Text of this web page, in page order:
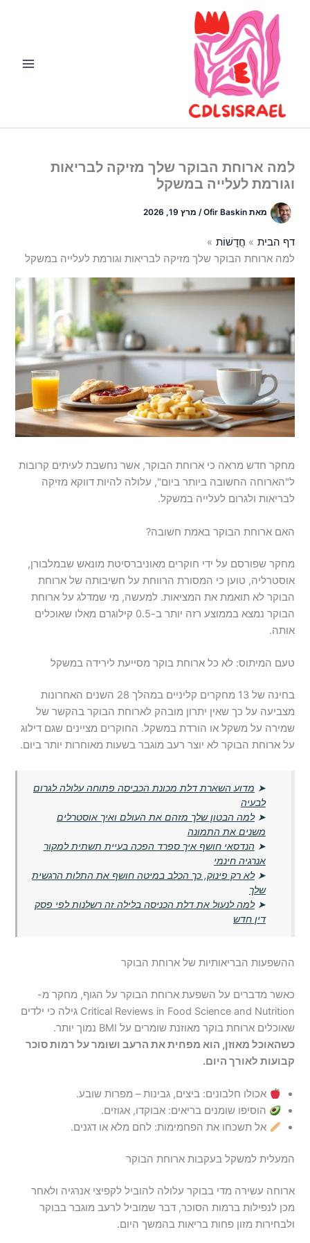
למה ארוחת הבוקר שלך מזיקה לבריאות
וגורמת לעלייה במשקל
מאתOfir Baskin
/ מרץ 19, 2026
דף הבית
חֲדָשׁוֹת
למה ארוחת הבוקר שלך מזיקה לבריאות וגורמת לעלייה במשקל
מחקר חדש מראה כי ארוחת הבוקר, אשר נחשבת לעיתים קרובות
ל"הארוחה החשובה ביותר ביום", עלולה להיות דווקא מזיקה
לבריאות ולגרום לעלייה במשקל.
האם ארוחת הבוקר באמת חשובה?
מחקר שפורסם על ידי חוקרים מאוניברסיטת מונאש שבמלבורן,
אוסטרליה, טוען כי המסורת הרווחת על חשיבותה של ארוחת
הבוקר לא תואמת את המציאות. למעשה, מי שמדלג על ארוחת
הבוקר נמצא בממוצע רזה יותר ב-0.5 קילוגרם מאלו שאוכלים
אותה.
טעם המיתוס: לא כל ארוחת בוקר מסייעת לירידה במשקל
בחינה של 13 מחקרים קליניים במהלך 28 השנים האחרונות
מצביעה על כך שאין יתרון מובהק לארוחת הבוקר בהקשר של
שמירה על משקל או הורדת במשקל. החוקרים מציינים שגם דילוג
על ארוחת הבוקר לא יוצר רעב מוגבר בשעות מאוחרות יותר ביום.
➤ מדוע השארת דלת מכונת הכביסה פתוחה עלולה לגרום
לבעיה
➤למה הבטון שלך מזהם את העולם ואיך אוסטרלים
משנים את התמונה
➤ הנדסאי חושף איך ספרד הפכה בעיית תשתית למקור
אנרגיה חינמי
➤לא רק פינוק, כך הכלב במיטה חושף את התלות הרגשית
שלך
➤למה לנעול את דלת הכניסה בלילה זה רשלנות לפי פסק
דין חדש
ההשפעות הבריאותיות של ארוחת הבוקר
כאשר מדברים על השפעת ארוחת הבוקר על הגוף, מחקר מ-
Critical Reviews in Food Science and Nutrition גילה כי ילדים
שאוכלים ארוחת בוקר מאוזנת שומרים על BMI נמוך יותר.
כשהאוכל מאוזן, הוא מפחית את הרעב ושומר על רמות סוכר
קבועות לאורך היום.
אכולו חלבונים: ביצים, גבינות – מפרות שובע.
הוסיפו שומנים בריאים: אבוקדו, אגוזים.
אל תשכחו את הפחמימות: לחם מלא או דגנים.
המעלית למשקל בעקבות ארוחת הבוקר
ארוחה עשירה מדי בבוקר עלולה להוביל לקפיצי אנרגיה ולאחר
מכן לנפילות ברמות הסוכר, דבר שמוביל לרעב מוגבר בבוקר
ולבחירות מזון פחות בריאות בהמשך היום.